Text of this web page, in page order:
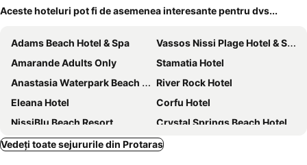
Aceste hoteluri pot fi de asemenea interesante pentru dvs...
Adams Beach Hotel & Spa
Vassos Nissi Plage Hotel & Spa
Amarande Adults Only
Stamatia Hotel
Anastasia Waterpark Beach Resort
River Rock Hotel
Eleana Hotel
Corfu Hotel
NissiBlu Beach Resort
Crystal Springs Beach Hotel
Nissi Beach Resort
Nissiana Hotel & Bungalows
Vedeți toate sejururile din Protaras